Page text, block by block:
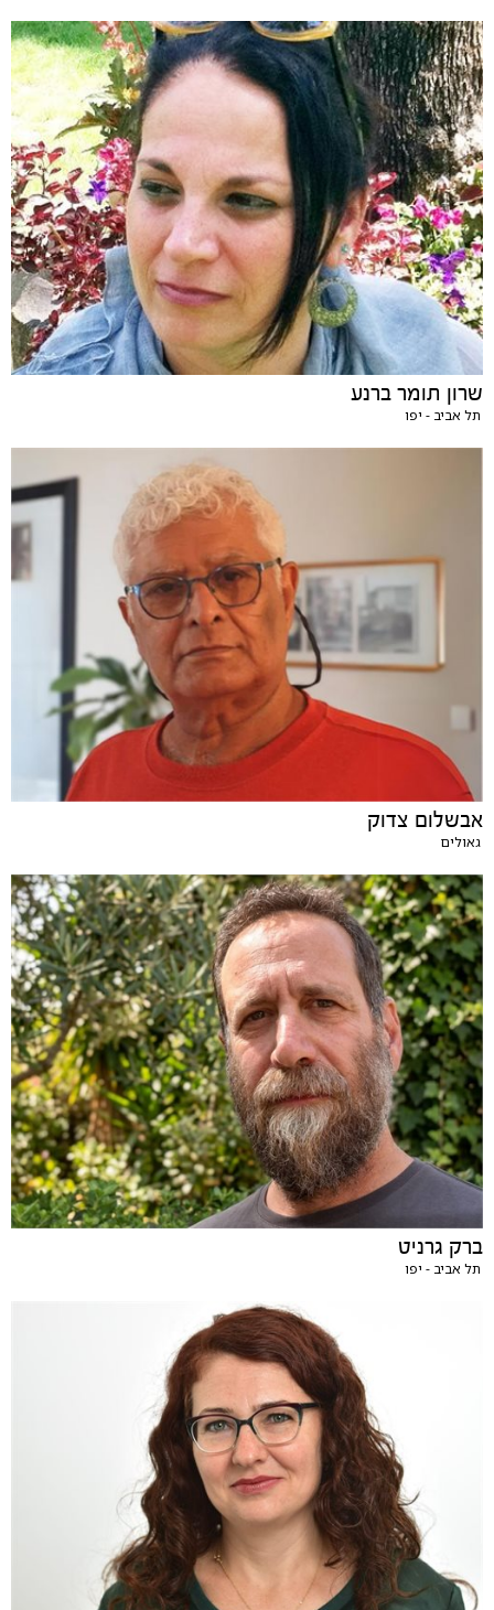
שרון תומר ברנע
תל אביב - יפו
אבשלום צדוק
גאולים
ברק גרניט
תל אביב - יפו